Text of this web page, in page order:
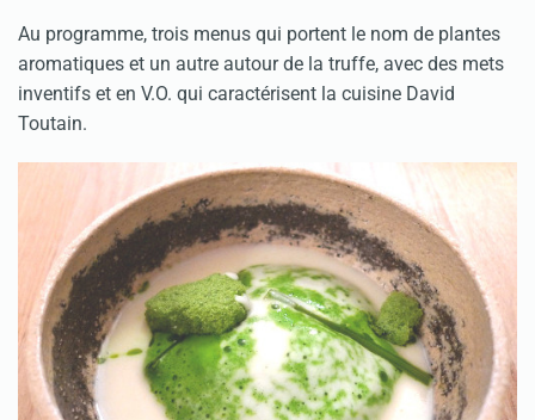
Au programme, trois menus qui portent le nom de plantes
aromatiques et un autre autour de la truffe, avec des mets
inventifs et en V.O. qui caractérisent la cuisine David
Toutain.